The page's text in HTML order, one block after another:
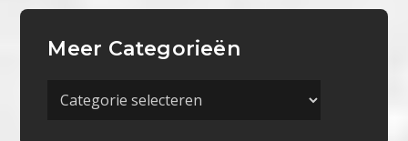
Meer Categorieën
Meer